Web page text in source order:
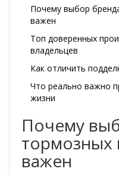
Почему выбор
важен
Топ доверенных
владельцев
Как отличить
Что реально важно
жизни
Почему
тормозных
важен